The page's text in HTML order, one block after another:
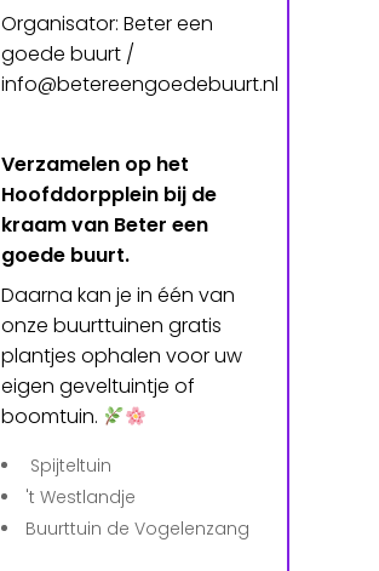
Organisator: Beter een
goede buurt /
info@betereengoedebuurt.nl
Verzamelen op het
Hoofddorpplein bij de
kraam van Beter een
goede buurt.
Daarna kan je in één van
onze buurttuinen gratis
plantjes ophalen voor uw
eigen geveltuintje of
boomtuin.
Spijteltuin
't Westlandje
Buurttuin de Vogelenzang